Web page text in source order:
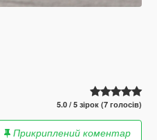
5.0 / 5 зірок (7 голосів)
Прикриплений коментар